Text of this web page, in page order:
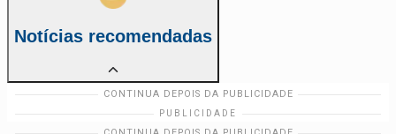
Notícias recomendadas